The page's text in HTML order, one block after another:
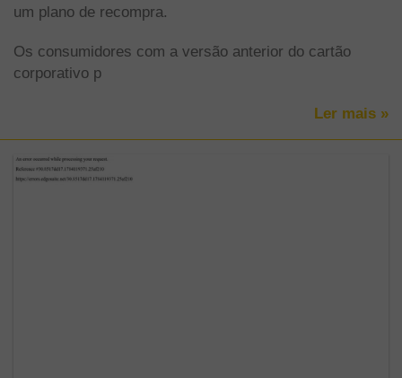
um plano de recompra.
Os consumidores com a versão anterior do cartão
corporativo p
Ler mais »